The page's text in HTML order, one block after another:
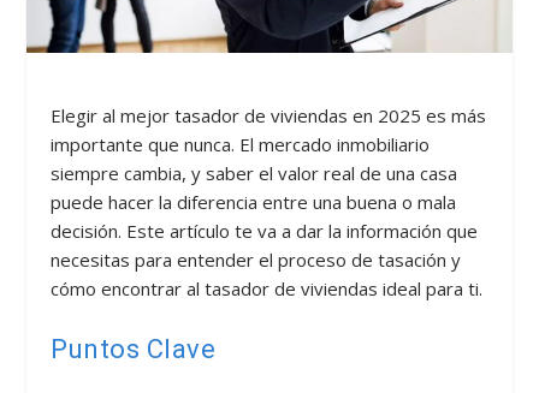
Elegir al mejor tasador de viviendas en 2025 es más
importante que nunca. El mercado inmobiliario
siempre cambia, y saber el valor real de una casa
puede hacer la diferencia entre una buena o mala
decisión. Este artículo te va a dar la información que
necesitas para entender el proceso de tasación y
cómo encontrar al tasador de viviendas ideal para ti.
Puntos Clave